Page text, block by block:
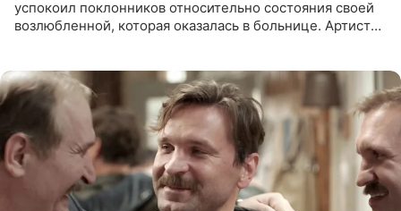
успокоил поклонников относительно состояния своей
возлюбленной, которая оказалась в больнице. Артист